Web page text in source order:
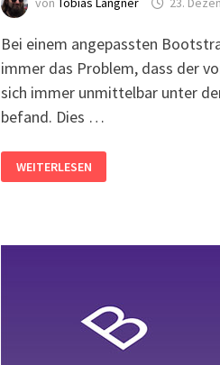
Bei einem angepassten
immer das Problem, dass der
sich immer unmittelbar unter
befand. Dies …
UNTER
CONTENT
WEITERLESEN